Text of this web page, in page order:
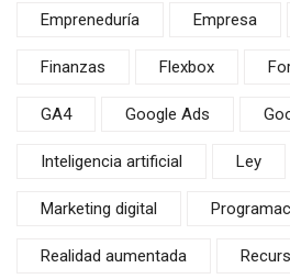
Empreneduría Empresa
Finanzas Flexbox
GA4 Google Ads
Inteligencia artificial Ley
Marketing digital
Realidad aumentada